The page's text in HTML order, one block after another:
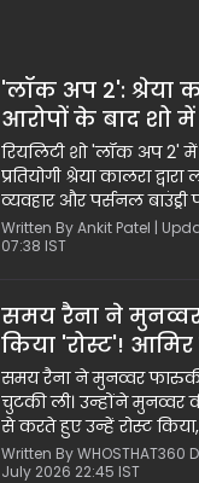
'लॉक अप 2': श्रेया
आरोपों के बाद शो में
कपूर, पति राम
जताया खेद
रियलिटी शो 'लॉक अप 2'
प्रतियोगी श्रेया कालरा
व्यवहार और पर्सनल
के बाद नया मोड़ आया है।
की पत्नी गौतमी कपूर ने हाथ
और कहा कि यदि राम के
या अन्य महिलाओं को बुरा लगा
हैं।
Written By Ankit Patel |
07:38 IST
समय रैना ने
किया 'रोस्ट'!
कर मारा ऐसा जोक
गया वीडियो
समय रैना ने मुनव्वर
चुटकी ली। उन्होंने
से करते हुए उन्हें रोस्ट
सोशल मीडिया पर खूब
Written By WHOSTHAT360
July 2026 22:45 IST